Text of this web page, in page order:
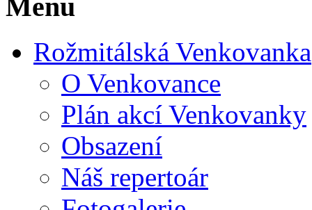
Menu
Rožmitálská Venkovanka
O Venkovance
Plán akcí Venkovanky
Obsazení
Náš repertoár